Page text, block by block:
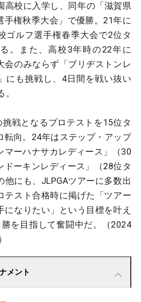
高校に入学し、同年の「滋賀県
手権秋季大会」で優勝。21年に
ゴルフ選手権春季大会で2位タ
。また、高校3年時の22年に
会のみならず「ブリヂストンレ
にも挑戦し、4日間を戦い抜い
戦となるプロテストを15位タ
転向。24年はステップ・アップ
マーハナサカレディース」（30
ドーキンレディース」（28位タ
他にも、JLPGAツアーに多数出
テスト合格時に掲げた「ツアー
になりたい」という目標を叶え
を目指して奮闘中だ。（2024
メント